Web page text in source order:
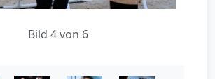
Bild 4 von 6